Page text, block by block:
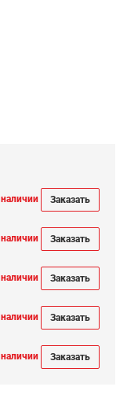
Заказать
Заказать
Заказать
Заказать
Заказать